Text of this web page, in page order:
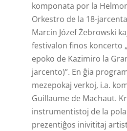
komponata por la
Orkestro de la 18-
Marcin Józef Żebrowski
festivalon finos koncerto
epoko de Kazimiro la
jarcento)”. En ĝia
mezepokaj verkoj, i.a.
Guillaume de Machaut.
instrumentistoj de la pola
prezentiĝos inivititaj